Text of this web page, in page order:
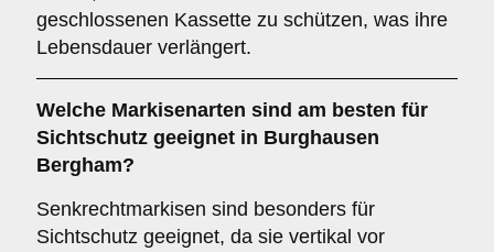
geschlossenen Kassette zu schützen, was ihre
Lebensdauer verlängert.
Welche Markisenarten sind am besten für
Sichtschutz geeignet in Burghausen
Bergham?
Senkrechtmarkisen sind besonders für
Sichtschutz geeignet, da sie vertikal vor